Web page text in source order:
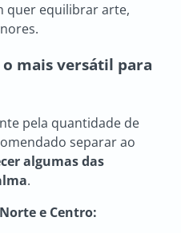
quer equilibrar arte,
o mais versátil para
pela quantidade de
separar ao
algumas das
.
e Centro: